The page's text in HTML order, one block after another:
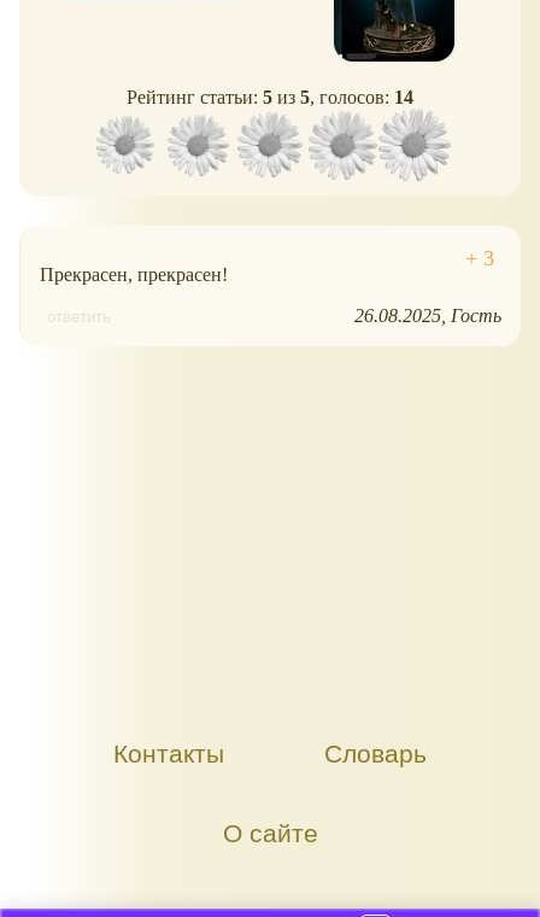
Рейтинг статьи: 5 из 5, голосов: 14
Прекрасен, прекрасен!
ответить 26.08.2025 Гость
Контакты Словарь
О сайте